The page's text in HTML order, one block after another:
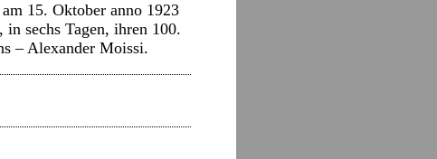
15. Oktober anno 1923
sechs Tagen, ihren 100.
– Alexander Moissi.